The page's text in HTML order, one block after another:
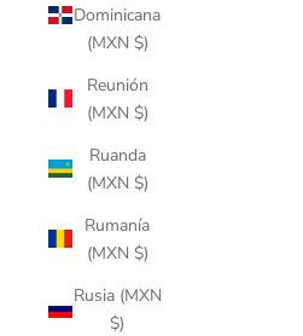
Dominicana
(MXN $)
Reunión
(MXN $)
Ruanda
(MXN $)
Rumanía
(MXN $)
Rusia (MXN
$)